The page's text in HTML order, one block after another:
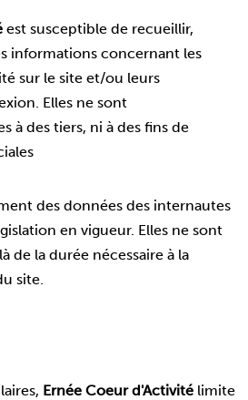
est susceptible de recueillir,
informations concernant les
sur le site et/ou leurs
Elles ne sont
à des tiers, ni à des fins de
des données des internautes
en vigueur. Elles ne sont
de la durée nécessaire à la
site.
Ernée Coeur d'Activité limite